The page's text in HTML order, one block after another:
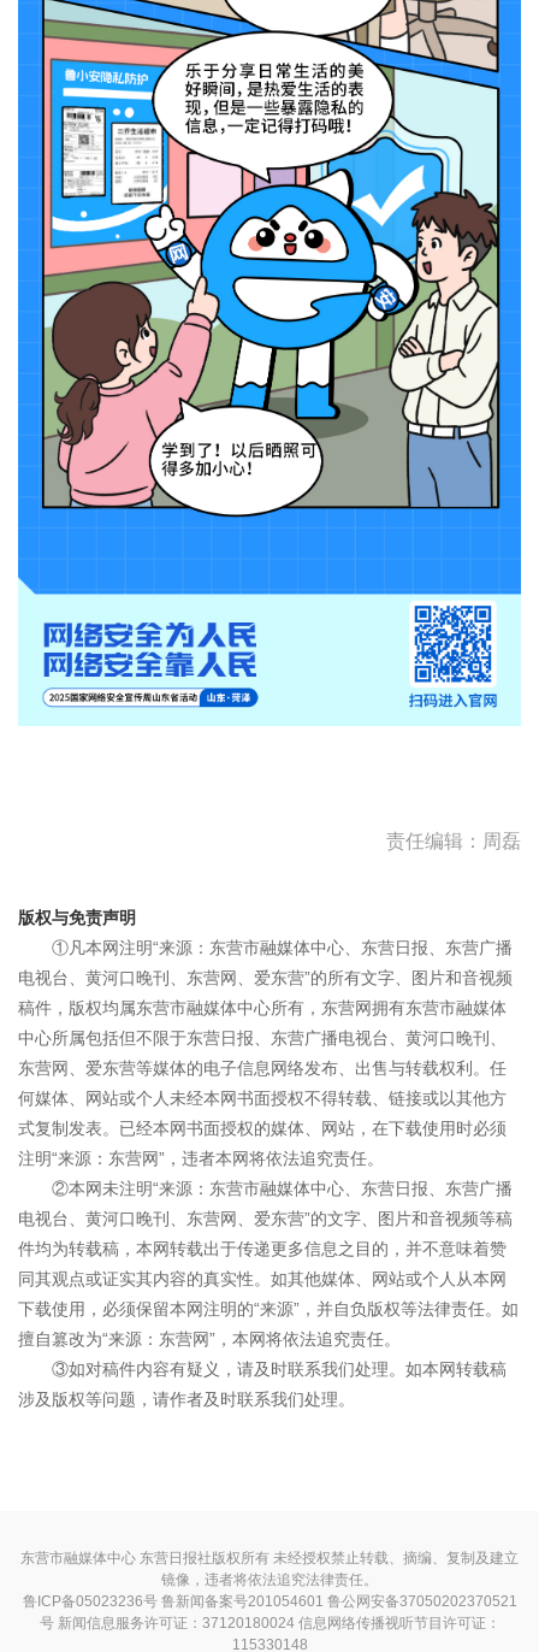
责任编辑：周磊
版权与免责声明
①凡本网注明“来源：东营市融媒体中心、东营日报、东营广播
电视台、黄河口晚刊、东营网、爱东营”的所有文字、图片和音视频
稿件，版权均属东营市融媒体中心所有，东营网拥有东营市融媒体
中心所属包括但不限于东营日报、东营广播电视台、黄河口晚刊、
东营网、爱东营等媒体的电子信息网络发布、出售与转载权利。任
何媒体、网站或个人未经本网书面授权不得转载、链接或以其他方
式复制发表。已经本网书面授权的媒体、网站，在下载使用时必须
注明“来源：东营网”，违者本网将依法追究责任。
②本网未注明“来源：东营市融媒体中心、东营日报、东营广播
电视台、黄河口晚刊、东营网、爱东营”的文字、图片和音视频等稿
件均为转载稿，本网转载出于传递更多信息之目的，并不意味着赞
同其观点或证实其内容的真实性。如其他媒体、网站或个人从本网
下载使用，必须保留本网注明的“来源”，并自负版权等法律责任。如
擅自篡改为“来源：东营网”，本网将依法追究责任。
③如对稿件内容有疑义，请及时联系我们处理。如本网转载稿
涉及版权等问题，请作者及时联系我们处理。
东营市融媒体中心 东营日报社版权所有 未经授权禁止转载、摘编、复制及建立
镜像，违者将依法追究法律责任。
鲁ICP备05023236号鲁新闻备案号201054601 鲁公网安备37050202370521
号 新闻信息服务许可证：37120180024信息网络传播视听节目许可证：
115330148